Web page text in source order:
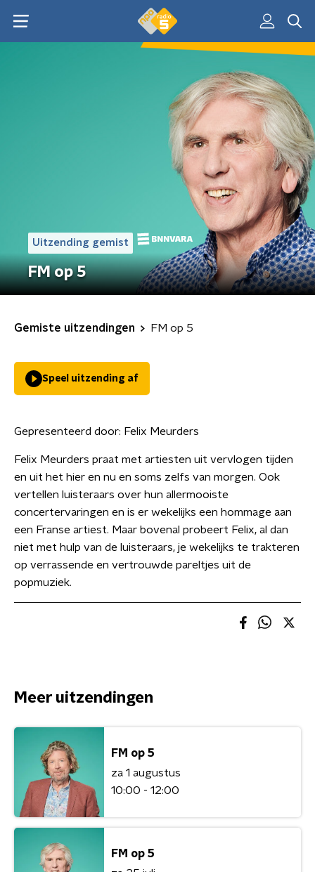
Uitzending gemist
FM op 5
Gemiste uitzendingen FM op 5
Speel uitzending af
Gepresenteerd door: Felix Meurders
Felix Meurders praat met artiesten uit vervlogen tijden
en uit het hier en nu en soms zelfs van morgen. Ook
vertellen luisteraars over hun allermooiste
concertervaringen en is er wekelijks een hommage aan
een Franse artiest. Maar bovenal probeert Felix, al dan
niet met hulp van de luisteraars, je wekelijks te trakteren
op verrassende en vertrouwde pareltjes uit de
popmuziek.
Meer uitzendingen
FM op 5
za 1 augustus
10:00 - 12:00
FM op 5